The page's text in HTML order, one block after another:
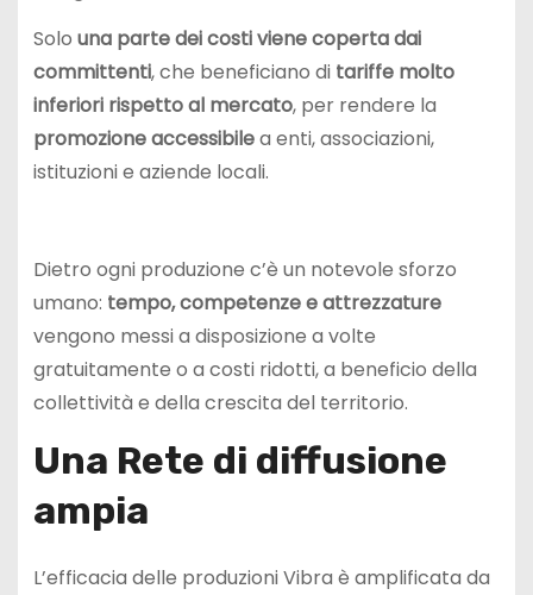
Solo una parte dei costi viene coperta dai
committenti, che beneficiano di tariffe molto
inferiori rispetto al mercato, per rendere la
promozione accessibilea enti, associazioni,
istituzioni e aziende locali.
Dietro ogni produzione c’è un notevole sforzo
umano: tempo, competenze e attrezzature
vengono messi a disposizione a volte
gratuitamente o a costi ridotti, a beneficio della
collettività e della crescita del territorio.
Una Rete di diffusione
ampia
L’efficacia delle produzioni Vibra è amplificata da